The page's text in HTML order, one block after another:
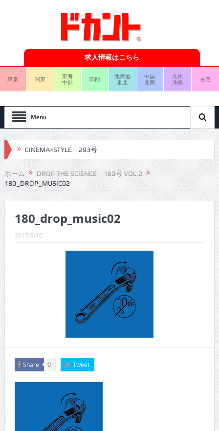
求人情報はこちら
東京 関東
東海
中部
関西
北海道
東北
中国
四国
九州
沖縄
在宅
Menu
CINEMA×STYLE 293号
CINEMA×STYLE 292号
CINEMA×STYLE 291号
CINEMA×STYLE 289号
CINEMA×STYLE 285号
CINEMA×STYLE 294号
ホーム
DROP THE SCIENCE 180号 VOL.2
180_DROP_MUSIC02
180_drop_music02
2017/8/10
Share 0 Tweet